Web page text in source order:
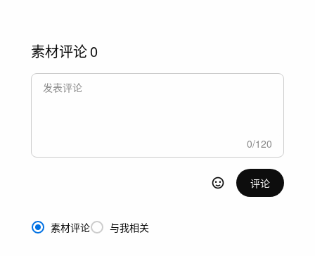
素材评论0
0/120
评论
素材评论 与我相关